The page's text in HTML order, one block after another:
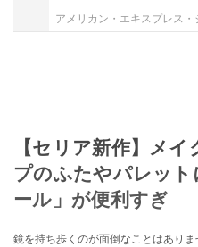
アメリカン・エキスプレス・
【セリア新作】メ
プのふたやパレッ
ール」が便利すぎ
鏡を持ち歩くのが面倒なことはあり